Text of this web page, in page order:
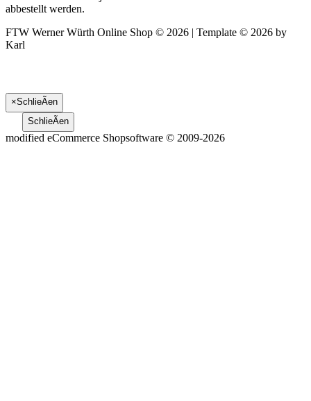
abbestellt werden.
FTW Werner Würth Online Shop © 2026 | Template © 2026 by
Karl
×SchlieÃen
SchlieÃen
modified eCommerce Shopsoftware © 2009-2026